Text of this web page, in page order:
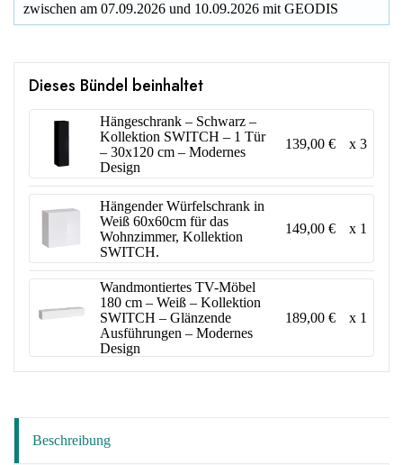
zwischen am 07.09.2026 und 10.09.2026 mit GEODIS
Dieses Bündel beinhaltet
Hängeschrank – Schwarz –
Kollektion SWITCH – 1 Tür
– 30x120 cm – Modernes
Design
139,00 € x 3
Hängender Würfelschrank in
Weiß 60x60cm für das
Wohnzimmer, Kollektion
SWITCH.
149,00 € x 1
Wandmontiertes TV-Möbel
180 cm – Weiß – Kollektion
SWITCH – Glänzende
Ausführungen – Modernes
Design
189,00 € x 1
Beschreibung